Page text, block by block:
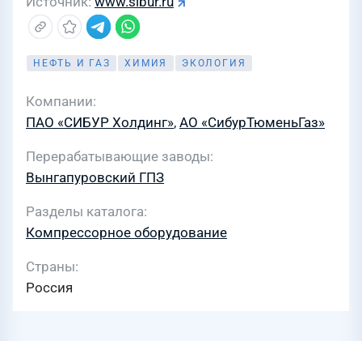
НЕФТЬ И ГАЗ ХИМИЯ ЭКОЛОГИЯ
Компании
ПАО «СИБУР Холдинг», АО «СибурТюменьГаз»
Перерабатывающие заводы
Вынгапуровский ГПЗ
Разделы каталога
Компрессорное оборудование
Страны
Россия